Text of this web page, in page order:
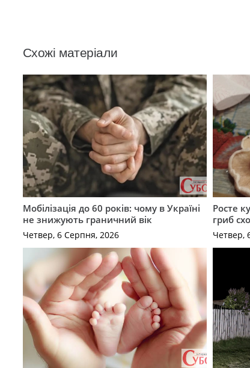
Схожі матеріали
Мобілізація до 60 років: чому в Україні
не знижують граничний вік
Четвер, 6 Серпня, 2026
Росте
гриб
Четвер,